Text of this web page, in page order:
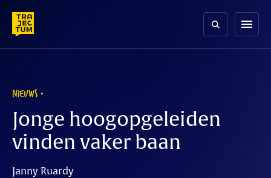
content
menu
NIEUWS
Jonge hoogopgeleiden
vinden vaker baan
Janny Ruardy